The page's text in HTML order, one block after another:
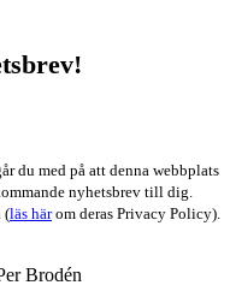
du med på att denna webbplats
nyhetsbrev till dig.
(läs härom deras Privacy Policy).
Brodén